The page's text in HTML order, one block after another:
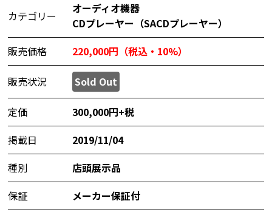
カテゴリー
オーディオ機器
CDプレーヤー（SACDプレーヤー）
販売価格
220,000円（税込・10%）
販売状況 Sold Out
定価
300,000円+税
掲載日
2019/11/04
種別
店頭展示品
保証
メーカー保証付